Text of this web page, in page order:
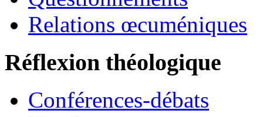
Relations œcuméniques
Réflexion théologique
Conférences-débats